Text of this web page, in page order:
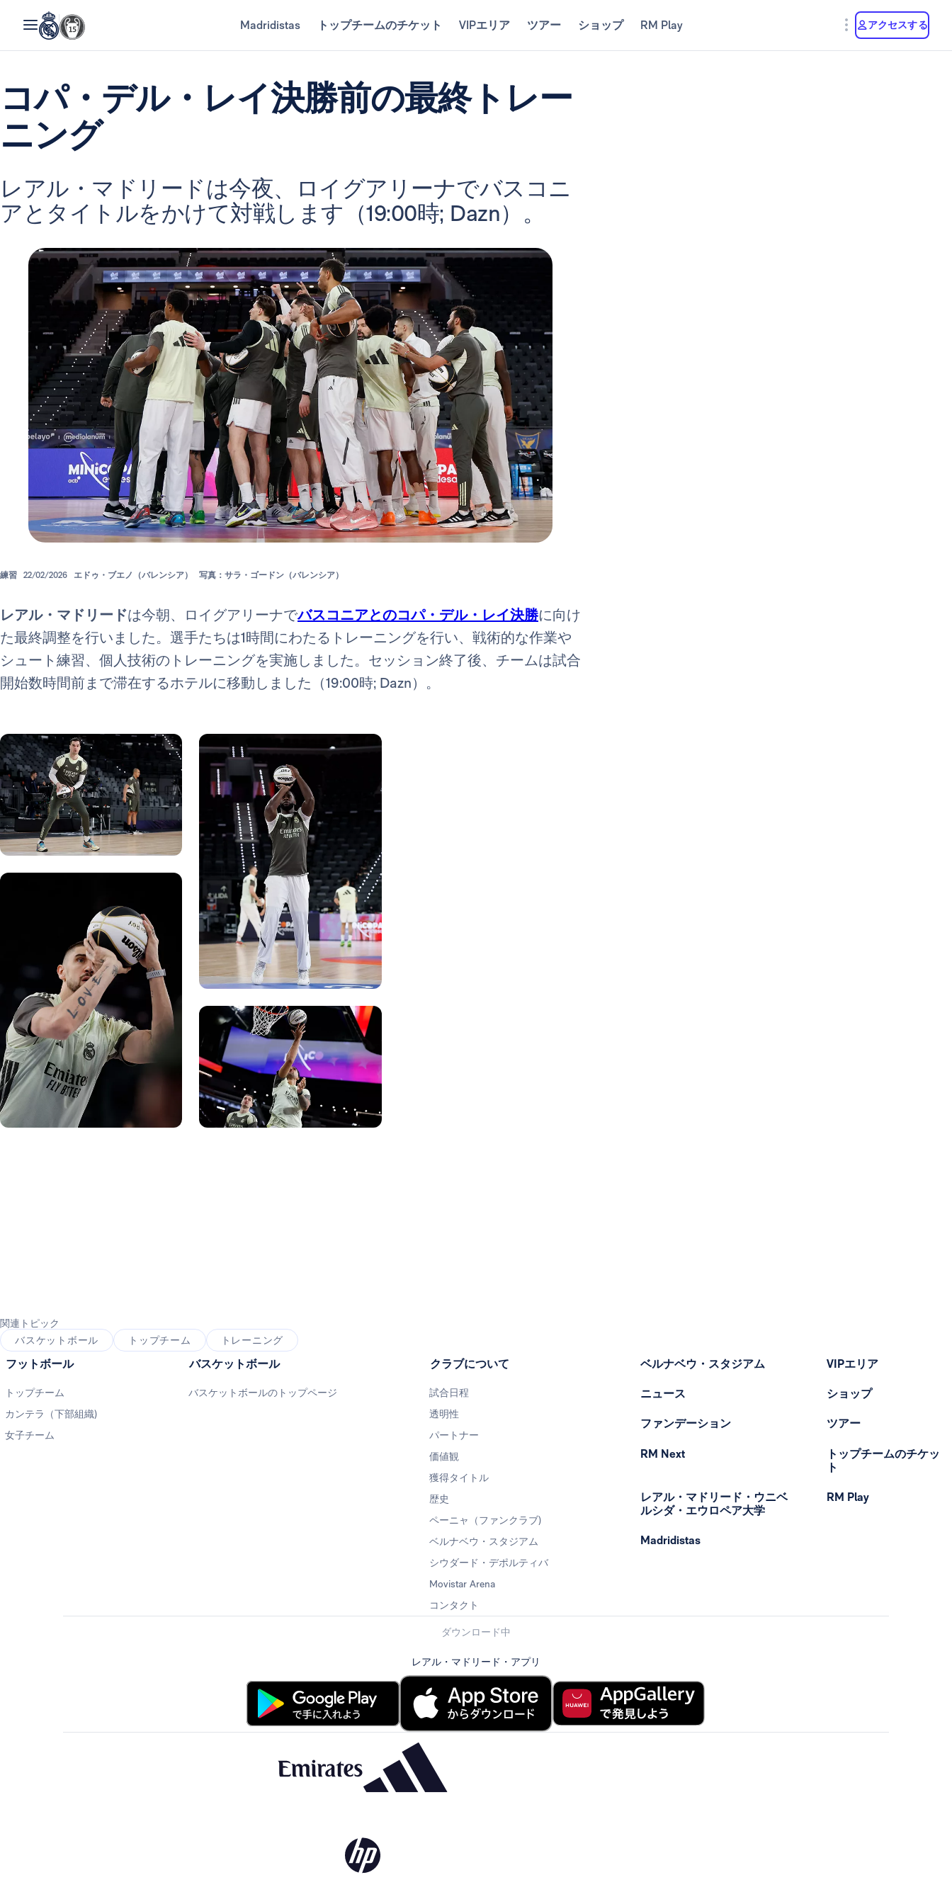
Madridistas トップチームのチケット VIPエリア ツアー ショップ RM Play アクセスする
コパ・デル・レイ決勝前の最終トレー
ニング
レアル・マドリードは今夜、ロイグアリーナでバスコニ
アとタイトルをかけて対戦します（19:00時; Dazn）。
練習 22/02/2026 エドゥ・ブエノ（バレンシア） 写真：サラ・ゴードン（バレンシア）
レアル・マドリードは今朝、ロイグアリーナでバスコニアとのコパ・デル・レイ決勝に向け
た最終調整を行いました。選手たちは1時間にわたるトレーニングを行い、戦術的な作業や
シュート練習、個人技術のトレーニングを実施しました。セッション終了後、チームは試合
開始数時間前まで滞在するホテルに移動しました（19:00時; Dazn）。
関連トピック
バスケットボール
トップチーム トレーニング
フットボール
トップチーム
カンテラ（下部組織)
女子チーム
バスケットボール
バスケットボールのトップページ
クラブについて
試合日程
透明性
パートナー
価値観
獲得タイトル
歴史
ペーニャ（ファンクラブ)
ベルナベウ・スタジアム
シウダード・デポルティバ
Movistar Arena
コンタクト
ベルナベウ・スタジアム
ニュース
ファンデーション
RM Next
レアル・マドリード・ウニベ
ルシダ・エウロペア大学
Madridistas
VIPエリア
ショップ
ツアー
トップチームのチケッ
ト
RM Play
ダウンロード中
レアル・マドリード・アプリ